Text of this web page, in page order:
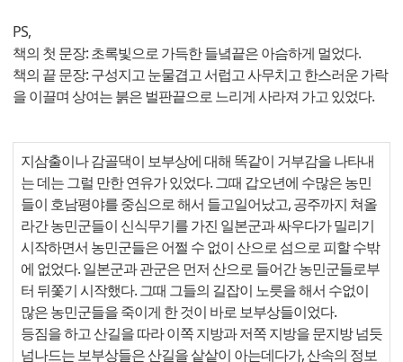
PS,
책의 첫 문장: 초록빛으로 가득한 들녘끝은 아슴하게 멀었다.
책의 끝 문장: 구성지고 눈물겹고 서럽고 사무치고 한스러운 가락
을 이끌며 상여는 붉은 벌판끝으로 느리게 사라져 가고 있었다.
지삼출이나 감골댁이 보부상에 대해 똑같이 거부감을 나타내
는 데는 그럴 만한 연유가 있었다. 그때 갑오년에 수많은 농민
들이 호남평야를 중심으로 해서 들고일어났고, 공주까지 쳐올
라간 농민군들이 신식무기를 가진 일본군과 싸우다가 밀리기
시작하면서 농민군들은 어쩔 수 없이 산으로 섬으로 피할 수밖
에 없었다. 일본군과 관군은 먼저 산으로 들어간 농민군들로부
터 뒤쫓기 시작했다. 그때 그들의 길잡이 노릇을 해서 수없이
많은 농민군들을 죽이게 한 것이 바로 보부상들이었다.
등짐을 하고 산길을 따라 이쪽 지방과 저쪽 지방을 문지방 넘듯
넘나드는 보부상들은 산길을 샅샅이 아는데다가, 산속의 정보